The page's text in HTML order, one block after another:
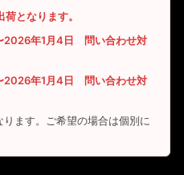
となります。
2026年1月4日 問い合わせ対
2026年1月4日 問い合わせ対
ます。ご希望の場合は個別に